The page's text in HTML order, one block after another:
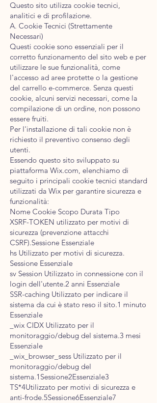
Questo sito utilizza cookie tecnici,
analitici e di profilazione.
A. Cookie Tecnici (Strettamente
Necessari)
Questi cookie sono essenziali per il
corretto funzionamento del sito web e per
utilizzare le sue funzionalità, come
l'accesso ad aree protette o la gestione
del carrello e-commerce. Senza questi
cookie, alcuni servizi necessari, come la
compilazione di un ordine, non possono
essere fruiti.
Per l'installazione di tali cookie non è
richiesto il preventivo consenso degli
utenti.
Essendo questo sito sviluppato su
piattaforma Wix.com, elenchiamo di
seguito i principali cookie tecnici standard
utilizzati da Wix per garantire sicurezza e
funzionalità:
Nome Cookie Scopo Durata Tipo
XSRF-TOKEN utilizzato per motivi di
sicurezza (prevenzione attacchi
CSRF).Sessione Essenziale
hs Utilizzato per motivi di sicurezza.
Sessione Essenziale
sv Session Utilizzato in connessione con il
login dell'utente.2 anni Essenziale
SSR-caching Utilizzato per indicare il
sistema da cui è stato reso il sito.1 minuto
Essenziale
_wix CIDX Utilizzato per il
monitoraggio/debug del sistema.3 mesi
Essenziale
_wix_browser_sess Utilizzato per il
monitoraggio/debug del
sistema.1Sessione2Essenziale3
TS*4Utilizzato per motivi di sicurezza e
anti-frode.5Sessione6Essenziale7